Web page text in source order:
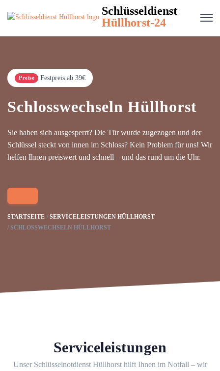
Schlüsseldienst
Hüllhorst-24
Preise Festpreis ab 39€
Schlosswechseln Hüllhorst
Sie haben sich ausgesperrt? Die Tür wurde zugezogen und der
Schlüssel steckt von innen im Schloss? Kein Problem für uns! Wir
helfen Ihnen preiswert und schnell – und das rund um die Uhr.
STARTSEITE
SERVICELEISTUNGEN HÜLLHORST
SCHLOSSWECHSELN HÜLLHORST
Serviceleistungen
Unser Schlüsselnotdienst Hüllhorst hilft Ihnen im Notfall – wir